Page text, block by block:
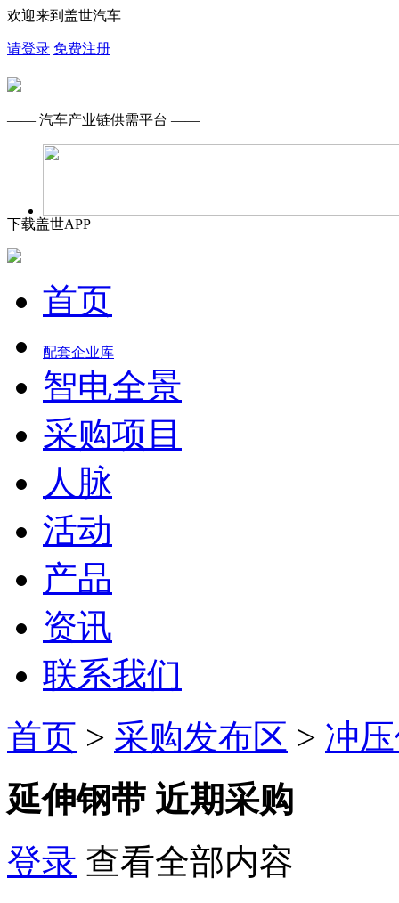
欢迎来到盖世汽车
请登录 免费注册
—— 汽车产业链供需平台 ——
下载盖世APP
首页
配套企业库
智电全景
采购项目
人脉
活动
产品
资讯
联系我们
首页 > 采购发布区 > 冲
延伸钢带 近期采购
登录 查看全部内容